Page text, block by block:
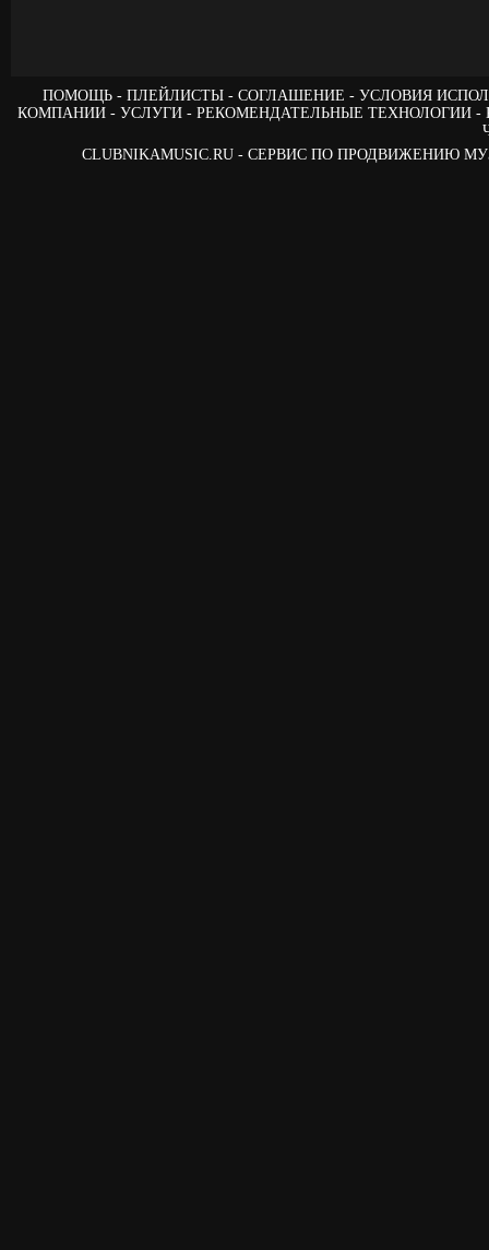
ПОМОЩЬ ПЛЕЙЛИСТЫ СОГЛАШЕНИЕ
УСЛОВИЯ
КОМПАНИИ
УСЛУГИ РЕКОМЕНДАТЕЛЬНЫЕ ТЕХНОЛОГИИ
CLUBNIKAMUSIC.RU - СЕРВИС ПО ПРОДВИЖЕНИЮ